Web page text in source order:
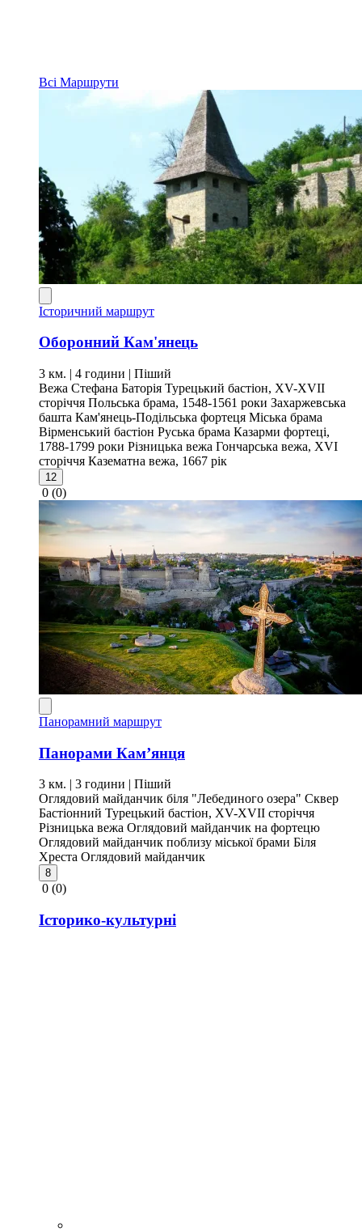
Всі Маршрути
Історичний маршрут
Оборонний Кам'янець
3 км. | 4 години | Піший
Вежа Стефана Баторія Турецький бастіон, XV-XVII
сторіччя Польська брама, 1548-1561 роки Захаржевська
башта Кам'янець-Подільська фортеця Міська брама
Вірменський бастіон Руська брама Казарми фортеці,
1788-1799 роки Різницька вежа Гончарська вежа, XVI
сторіччя Казематна вежа, 1667 рік
12
0 (0)
Панорамний маршрут
Панорами Кам’янця
3 км. | 3 години | Піший
Оглядовий майданчик біля "Лебединого озера" Сквер
Бастіонний Турецький бастіон, XV-XVII сторіччя
Різницька вежа Оглядовий майданчик на фортецю
Оглядовий майданчик поблизу міської брами Біля
Хреста Оглядовий майданчик
8
0 (0)
Історико-культурні